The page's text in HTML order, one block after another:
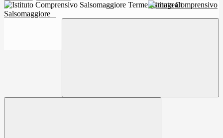
Istituto Comprensivo
Salsomaggiore